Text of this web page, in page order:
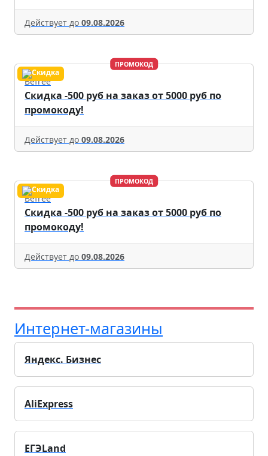
Действует до 09.08.2026
ПРОМОКОД
Befree
Скидка -500 руб на заказ от 5000 руб по
промокоду!
Действует до 09.08.2026
ПРОМОКОД
Befree
Скидка -500 руб на заказ от 5000 руб по
промокоду!
Действует до 09.08.2026
Интернет-магазины
Яндекс. Бизнес
AliExpress
ЕГЭLand